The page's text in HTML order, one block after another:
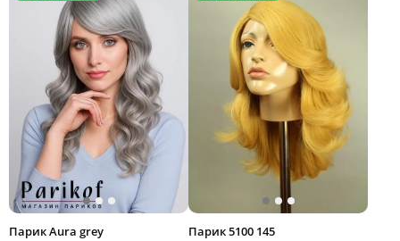
Парик Aura grey Парик 5100 145